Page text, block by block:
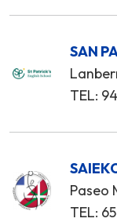
SAN
TEL:
Paseo
TEL: